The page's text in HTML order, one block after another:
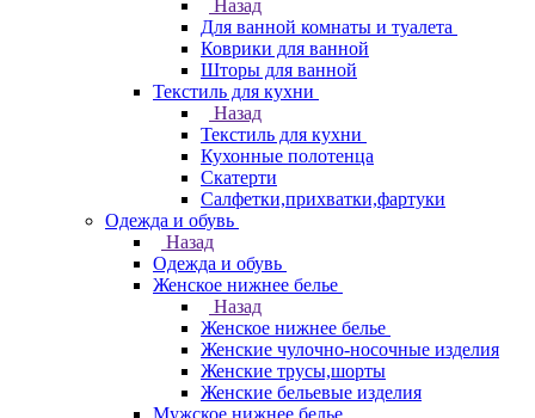
Назад
Для ванной комнаты и туалета
Коврики для ванной
Шторы для ванной
Текстиль для кухни
Назад
Текстиль для кухни
Кухонные полотенца
Скатерти
Салфетки,прихватки,фартуки
Одежда и обувь
Назад
Одежда и обувь
Женское нижнее белье
Назад
Женское нижнее белье
Женские чулочно-носочные изделия
Женские трусы,шорты
Женские бельевые изделия
Мужское нижнее белье